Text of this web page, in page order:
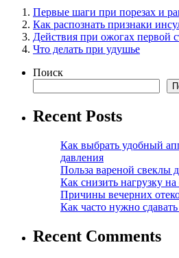
Первые шаги при порезах и
Как распознать признаки
Действия при ожогах первой
Что делать при удушье
Поиск
Recent Posts
Как выбрать удобный
давления
Польза вареной свеклы
Как снизить нагрузку
Причины вечерних
Как часто нужно
Recent Comments